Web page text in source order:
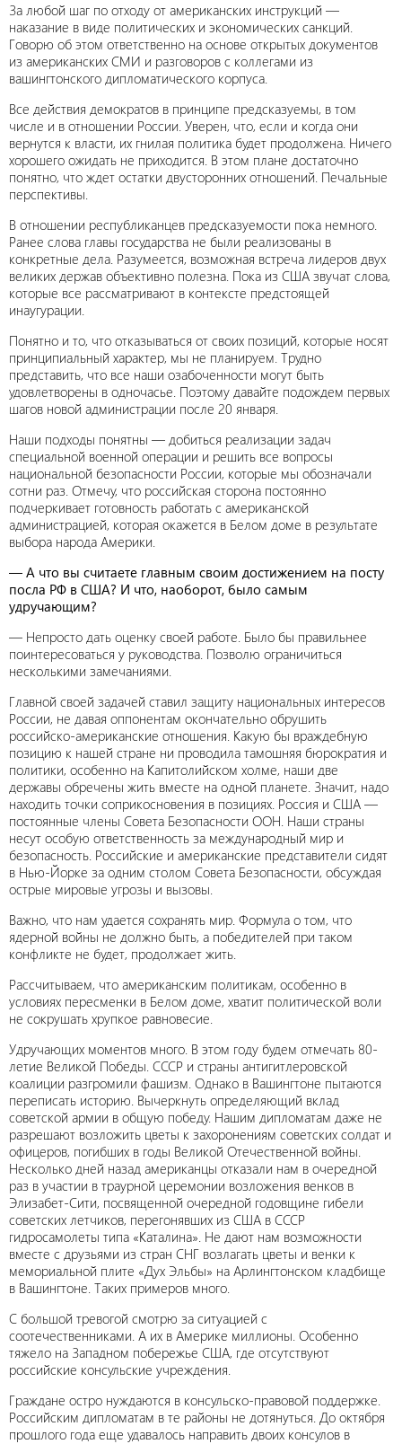
За любой шаг по отходу от американских инструкций —
наказание в виде политических и экономических санкций.
Говорю об этом ответственно на основе открытых документов
из американских СМИ и разговоров с коллегами из
вашингтонского дипломатического корпуса.
Все действия демократов в принципе предсказуемы, в том
числе и в отношении России. Уверен, что, если и когда они
вернутся к власти, их гнилая политика будет продолжена. Ничего
хорошего ожидать не приходится. В этом плане достаточно
понятно, что ждет остатки двусторонних отношений. Печальные
перспективы.
В отношении республиканцев предсказуемости пока немного.
Ранее слова главы государства не были реализованы в
конкретные дела. Разумеется, возможная встреча лидеров двух
великих держав объективно полезна. Пока из США звучат слова,
которые все рассматривают в контексте предстоящей
инаугурации.
Понятно и то, что отказываться от своих позиций, которые носят
принципиальный характер, мы не планируем. Трудно
представить, что все наши озабоченности могут быть
удовлетворены в одночасье. Поэтому давайте подождем первых
шагов новой администрации после 20 января.
Наши подходы понятны — добиться реализации задач
специальной военной операции и решить все вопросы
национальной безопасности России, которые мы обозначали
сотни раз. Отмечу, что российская сторона постоянно
подчеркивает готовность работать с американской
администрацией, которая окажется в Белом доме в результате
выбора народа Америки.
— А что вы считаете главным своим достижением на посту
посла РФ в США? И что, наоборот, было самым
удручающим?
— Непросто дать оценку своей работе. Было бы правильнее
поинтересоваться у руководства. Позволю ограничиться
несколькими замечаниями.
Главной своей задачей ставил защиту национальных интересов
России, не давая оппонентам окончательно обрушить
российско-американские отношения. Какую бы враждебную
позицию к нашей стране ни проводила тамошняя бюрократия и
политики, особенно на Капитолийском холме, наши две
державы обречены жить вместе на одной планете. Значит, надо
находить точки соприкосновения в позициях. Россия и США —
постоянные члены Совета Безопасности ООН. Наши страны
несут особую ответственность за международный мир и
безопасность. Российские и американские представители сидят
в Нью-Йорке за одним столом Совета Безопасности, обсуждая
острые мировые угрозы и вызовы.
Важно, что нам удается сохранять мир. Формула о том, что
ядерной войны не должно быть, а победителей при таком
конфликте не будет, продолжает жить.
Рассчитываем, что американским политикам, особенно в
условиях пересменки в Белом доме, хватит политической воли
не сокрушать хрупкое равновесие.
Удручающих моментов много. В этом году будем отмечать 80-
летие Великой Победы. СССР и страны антигитлеровской
коалиции разгромили фашизм. Однако в Вашингтоне пытаются
переписать историю. Вычеркнуть определяющий вклад
советской армии в общую победу. Нашим дипломатам даже не
разрешают возложить цветы к захоронениям советских солдат и
офицеров, погибших в годы Великой Отечественной войны.
Несколько дней назад американцы отказали нам в очередной
раз в участии в траурной церемонии возложения венков в
Элизабет-Сити, посвященной очередной годовщине гибели
советских летчиков, перегонявших из США в СССР
гидросамолеты типа «Каталина». Не дают нам возможности
вместе с друзьями из стран СНГ возлагать цветы и венки к
мемориальной плите «Дух Эльбы» на Арлингтонском кладбище
в Вашингтоне. Таких примеров много.
С большой тревогой смотрю за ситуацией с
соотечественниками. А их в Америке миллионы. Особенно
тяжело на Западном побережье США, где отсутствуют
российские консульские учреждения.
Граждане остро нуждаются в консульско-правовой поддержке.
Российским дипломатам в те районы не дотянуться. До октября
прошлого года еще удавалось направить двоих консулов в